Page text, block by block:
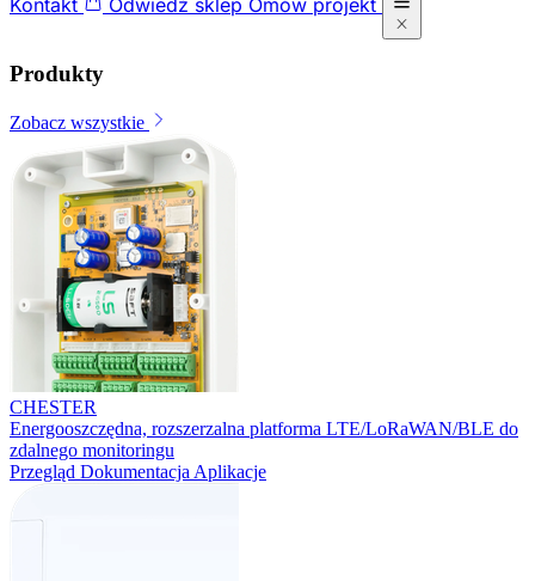
Kontakt
Odwiedź sklep Omów projekt
Produkty
Zobacz wszystkie
CHESTER
Energooszczędna, rozszerzalna platforma LTE/LoRaWAN/BLE do
zdalnego monitoringu
Przegląd Dokumentacja Aplikacje